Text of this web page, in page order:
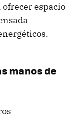
espacio
manos de